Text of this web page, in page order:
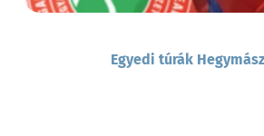
Egyedi túrák